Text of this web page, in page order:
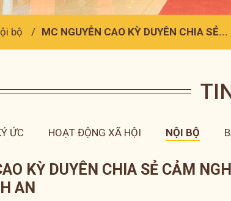
bộ MC NGUYỄN CAO KỲ DUYÊN CHIA SẺ...
ỨC HOẠT ĐỘNG XÃ HỘI NỘI BỘ
KỲ DUYÊN CHIA SẺ CẢM
AN